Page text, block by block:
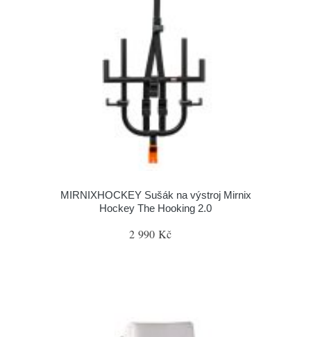
MIRNIXHOCKEY Sušák na výstroj Mirnix
Hockey The Hooking 2.0
2 990 Kč